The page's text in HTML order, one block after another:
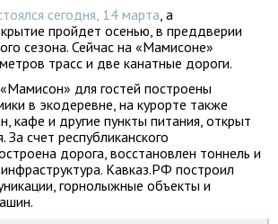
сегодня, 14 марта, а
пройдет осенью, в преддверии
сезона. Сейчас на «Мамисоне»
трасс и две канатные дороги.
для гостей построены
в экодеревне, на курорте также
кафе и другие пункты питания, открыт
За счет республиканского
дорога, восстановлен тоннель и
Кавказ.РФ построил
горнолыжные объекты и